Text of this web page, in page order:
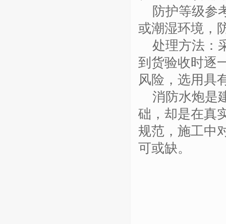
防护等级参
或潮湿环境，
处理方法：
到货验收时逐
风险，选用具
消防水炮是
础，却是在真
规范，施工中
可或缺。